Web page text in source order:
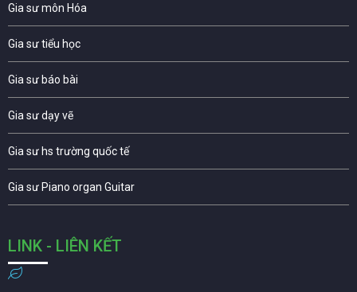
Gia sư môn Hóa
Gia sư tiểu học
Gia sư báo bài
Gia sư dạy vẽ
Gia sư hs trường quốc tế
Gia sư Piano organ Guitar
LINK - LIÊN KẾT